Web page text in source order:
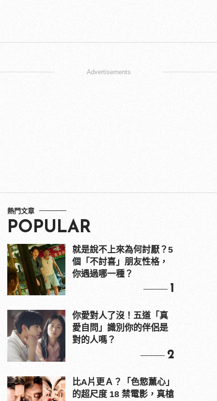
Advertisements
熱門文章
POPULAR
就是說不上來為何討厭？5
個「不討喜」朋友性格，
你遇過哪一種？
1
你愛對人了沒！五道「真
愛自問」識別你的伴侶是
對的人嗎？
2
比A片更Ａ？「色慾薰心」
的超尺度 18 禁電影，真槍